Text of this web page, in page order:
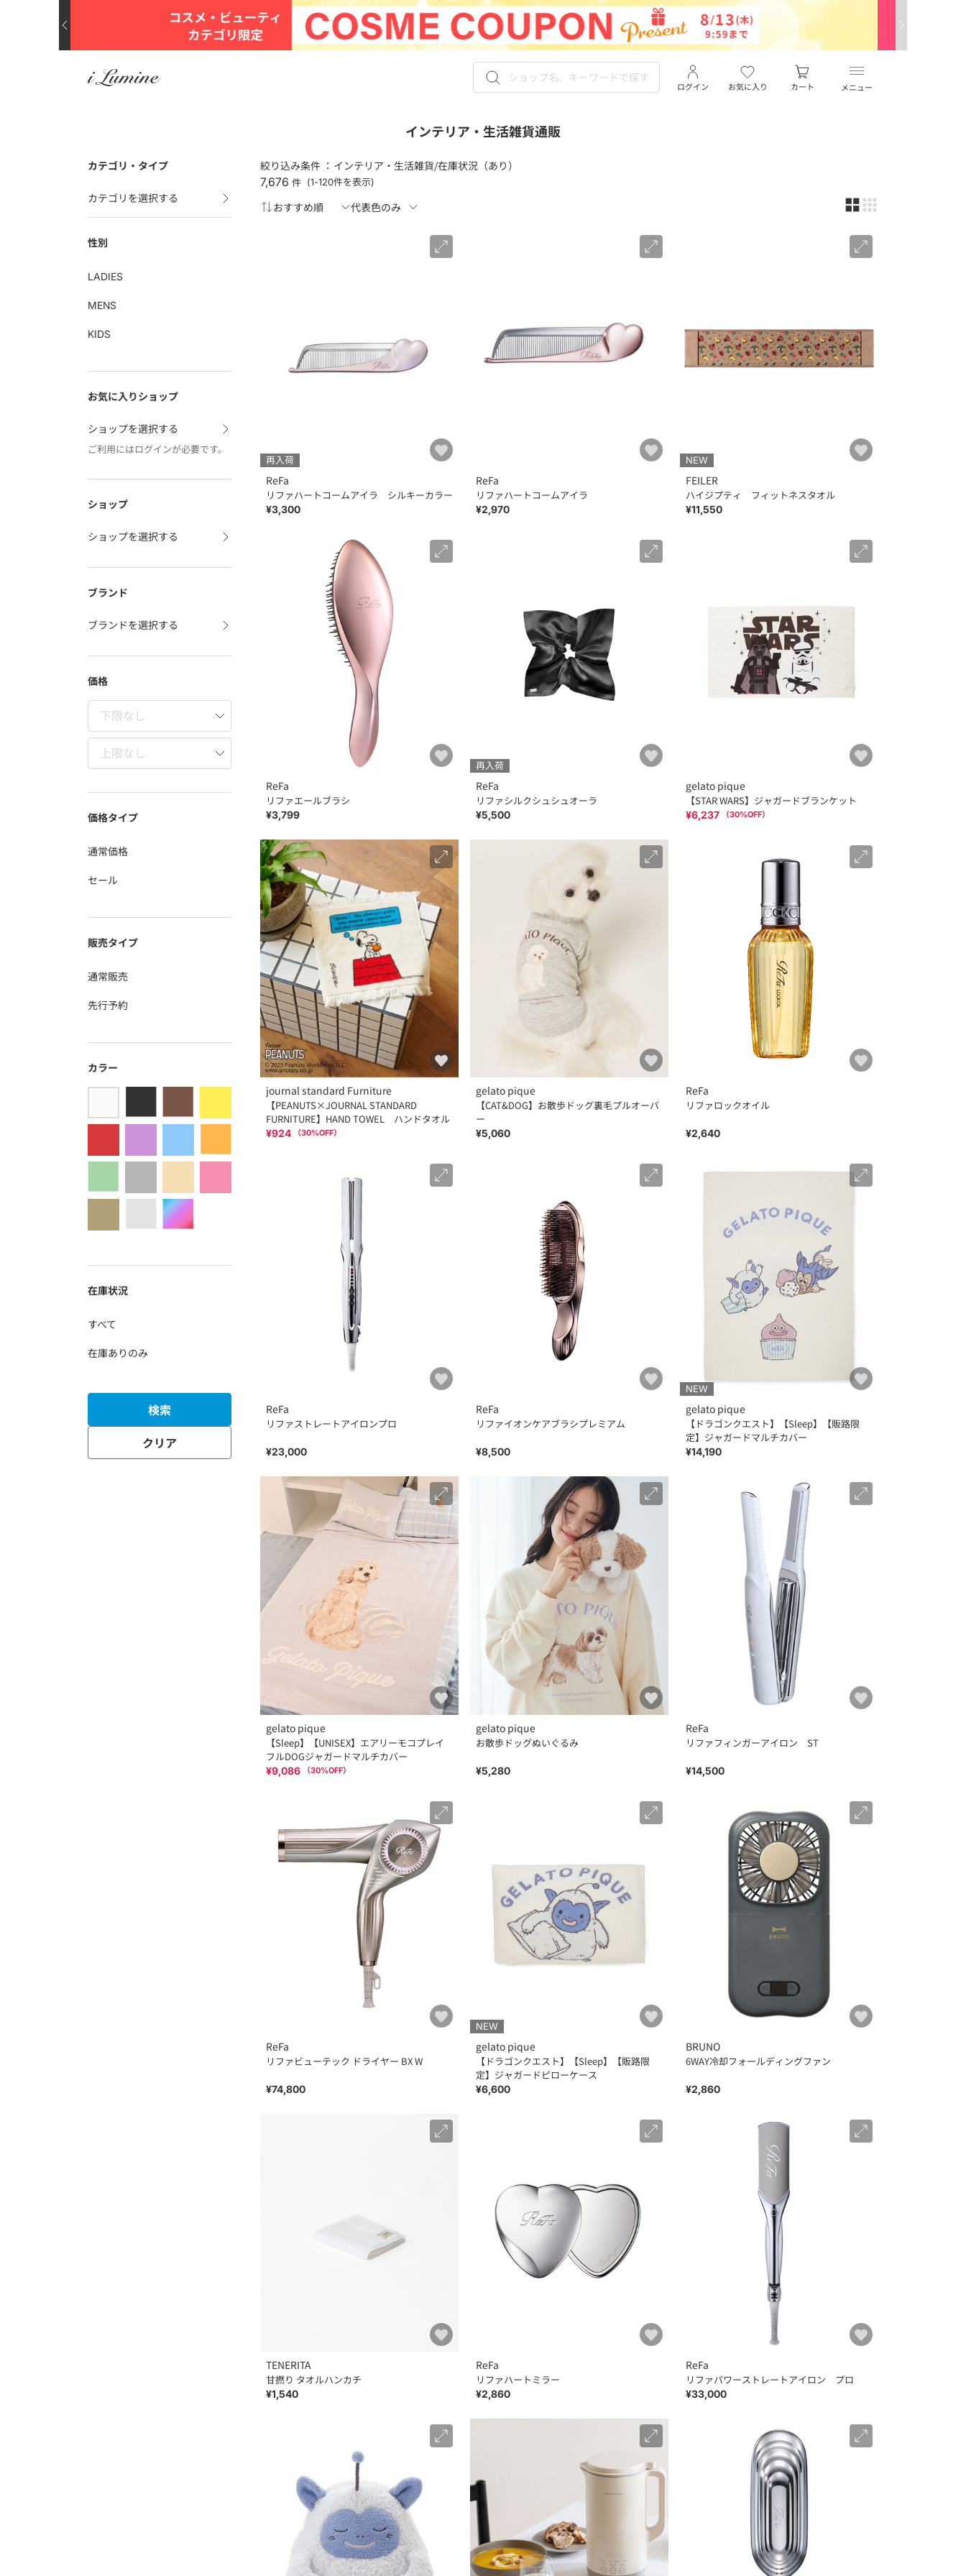
メニュー
お気に入り
ログイン カート
インテリア・生活雑貨通販
カテゴリ・タイプ
カテゴリを選択する
性別
LADIES
MENS
KIDS
お気に入りショップ
ショップを選択する
ご利用にはログインが必要です。
ショップ
ショップを選択する
ブランド
ブランドを選択する
価格
価格タイプ
通常価格
セール
販売タイプ
通常販売
先行予約
カラー
在庫状況
すべて
在庫ありのみ
検索
クリア
絞り込み条件 ： インテリア・生活雑貨/在庫状況（あり）
7,676 件 (1-120件を表示)
再入荷
ReFa
リファハートコームアイラ シルキーカラー
¥3,300
ReFa
リファハートコームアイラ
¥2,970
NEW
FEILER
ハイジプティ フィットネスタオル
¥11,550
ReFa
リファエールブラシ
¥3,799
再入荷
ReFa
リファシルクシュシュオーラ
¥5,500
gelato pique
【STAR WARS】ジャガードブランケット
¥6,237 （30%OFF）
journal standard Furniture
【PEANUTS×JOURNAL STANDARD
FURNITURE】HAND TOWEL ハンドタオル
¥924 （30%OFF）
gelato pique
【CAT&DOG】お散歩ドッグ裏毛プルオーバ
ー
¥5,060
ReFa
リファロックオイル
¥2,640
ReFa
リファストレートアイロンプロ
¥23,000
ReFa
リファイオンケアブラシプレミアム
¥8,500
NEW
gelato pique
【ドラゴンクエスト】【Sleep】【販路限
定】ジャガードマルチカバー
¥14,190
gelato pique
【Sleep】【UNISEX】エアリーモコプレイ
フルDOGジャガードマルチカバー
¥9,086 （30%OFF）
gelato pique
お散歩ドッグぬいぐるみ
¥5,280
ReFa
リファフィンガーアイロン ST
¥14,500
ReFa
リファビューテック ドライヤー BX W
¥74,800
NEW
gelato pique
【ドラゴンクエスト】【Sleep】【販路限
定】ジャガードピローケース
¥6,600
BRUNO
6WAY冷却フォールディングファン
¥2,860
TENERITA
甘撚り タオルハンカチ
¥1,540
ReFa
リファハートミラー
¥2,860
ReFa
リファパワーストレートアイロン プロ
¥33,000